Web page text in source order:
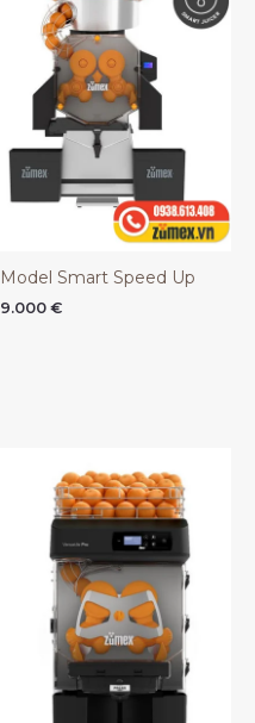
Model Smart Speed Up
9.000 €